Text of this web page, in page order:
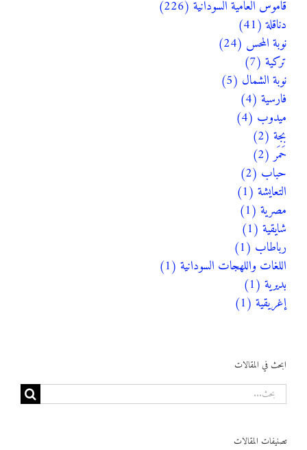
ابحث في المقالات
البحث
عن:
تصنيفات المقالات
قاموس العامية السودانية (226)
دناقلة (41)
نوبة المحس (24)
تركية (7)
نوبة الشمال (5)
فارسية (4)
ميدوب (4)
بجة (2)
حَمَر (2)
حباب (2)
التعايشة (1)
مصرية (1)
شايقية (1)
رباطاب (1)
اللغات واللهجات السودانية (1)
بديرية (1)
إغريقية (1)